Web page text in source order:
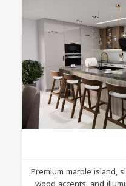
Premium marble island,